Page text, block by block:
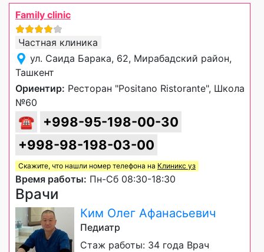
Family clinic
Частная клиника
ул. Саида Барака, 62, Мирабадский район,
Ташкент
Ориентир: Ресторан "Positano Ristorante", Школа
№60
☎
+998-95-198-00-30
+998-98-198-03-00
Скажите, что нашли номер телефона на Клиникс уз
Время работы: Пн-Сб 08:30-18:30
Врачи
Ким Олег Афанасьевич
Педиатр
Стаж работы: 34 года Врач